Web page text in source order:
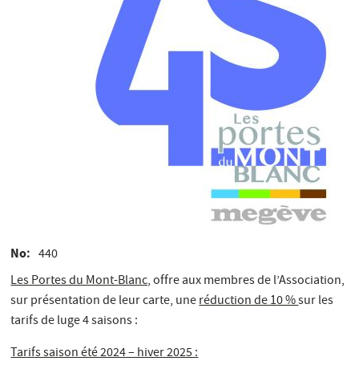
No
440
Les Portes du Mont-Blanc,offre aux membres de l’Association,
sur présentation de leur carte, uneréduction de 10 %sur les
tarifs de luge 4 saisons :
Tarifs saison été 2024 – hiver 2025 :